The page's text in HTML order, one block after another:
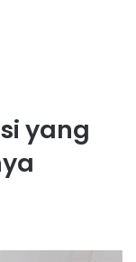
yang